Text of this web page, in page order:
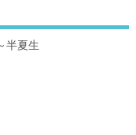
半夏生